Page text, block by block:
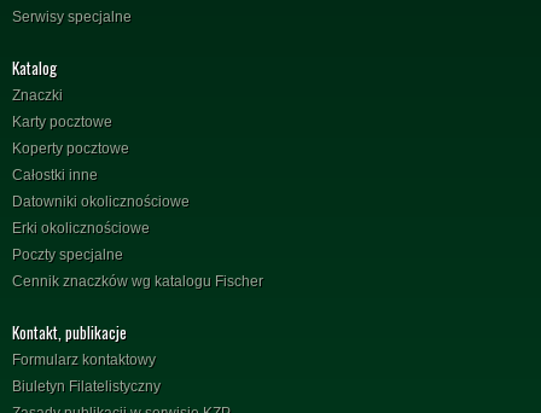
Serwisy specjalne
Katalog
Znaczki
Karty pocztowe
Koperty pocztowe
Całostki inne
Datowniki okolicznościowe
Erki okolicznościowe
Poczty specjalne
Cennik znaczków wg katalogu Fischer
Kontakt, publikacje
Formularz kontaktowy
Biuletyn Filatelistyczny